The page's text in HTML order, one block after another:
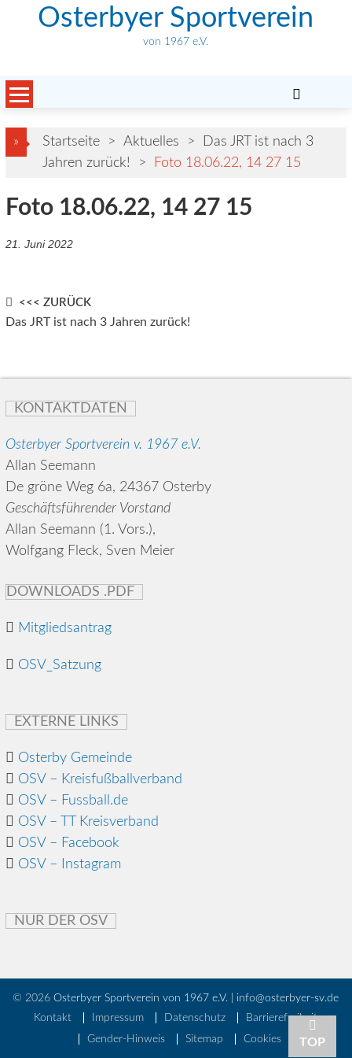
Osterbyer Sportverein
von 1967 e.V.
» Startseite > Aktuelles >
Das JRT ist nach 3
Jahren zurück!
> Foto 18.06.22, 14 27 15
Foto 18.06.22, 14 27 15
21. Juni 2022
Post
navigation
<<< ZURÜCK
Das JRT ist nach 3 Jahren zurück!
KONTAKTDATEN
Osterbyer Sportverein v. 1967 e.V.
Allan Seemann
De gröne Weg 6a, 24367 Osterby
Geschäftsführender Vorstand
Allan Seemann (1. Vors.),
Wolfgang Fleck, Sven Meier
DOWNLOADS .PDF
Mitgliedsantrag
OSV_Satzung
EXTERNE LINKS
Osterby Gemeinde
OSV – Kreisfußballverband
OSV – Fussball.de
OSV – TT Kreisverband
OSV – Facebook
OSV – Instagram
NUR DER OSV
© 2026 Osterbyer Sportverein von 1967 e.V. | info@osterbyer-sv.de
Kontakt
Impressum Datenschutz
Barrierefreiheit
Gender-Hinweis
Sitemap Cookies TOP